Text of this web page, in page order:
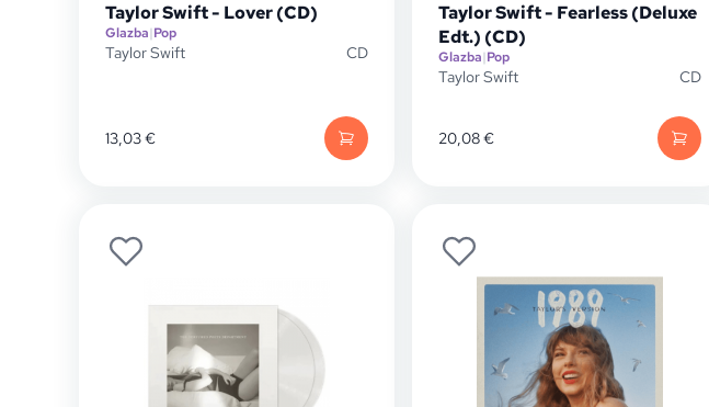
Taylor Swift - Lover (CD)
Glazba|Pop
Taylor Swift CD
13,03€
Taylor Swift - Fearless (Deluxe
Edt.) (CD)
Glazba|Pop
Taylor Swift CD
20,08€